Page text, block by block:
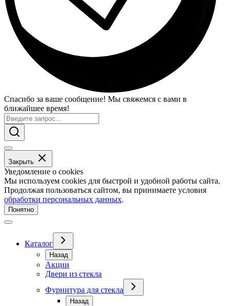
Спасибо за ваше сообщение! Мы свяжемся с вами в
ближайшее время!
Закрыть
Уведомление о cookies
Мы используем cookies для быстрой и удобной работы сайта.
Продолжая пользоваться сайтом, вы принимаете условия
обработки персональных данных.
Понятно
Каталог
Назад
Акции
Двери из стекла
Фурнитура для стекла
Назад